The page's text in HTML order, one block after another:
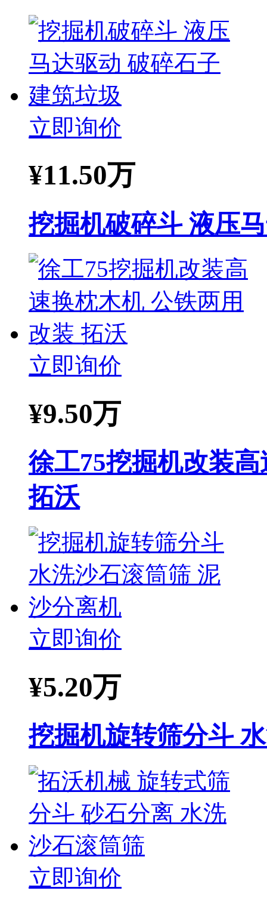
立即询价
¥11.50万
挖掘机破碎斗 液压
立即询价
¥9.50万
徐工75挖掘机改装
拓沃
立即询价
¥5.20万
挖掘机旋转筛分斗
立即询价